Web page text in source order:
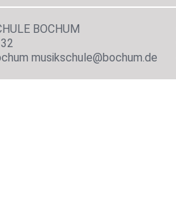
BOCHUM
musikschule@bochum.de